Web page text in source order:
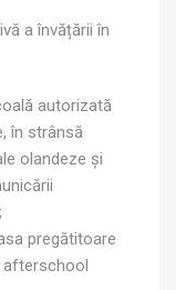
a învățării în
autorizată
în strânsă
olandeze și
pregătitoare
afterschool